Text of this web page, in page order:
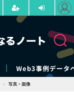
Web3事例データ
› 写真・画像